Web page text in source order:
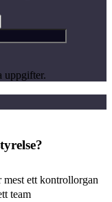
uppgifter.
mest ett kontrollorgan
team